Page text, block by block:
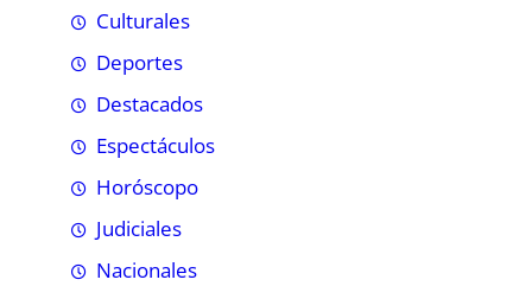
Culturales
Deportes
Destacados
Espectáculos
Horóscopo
Judiciales
Nacionales